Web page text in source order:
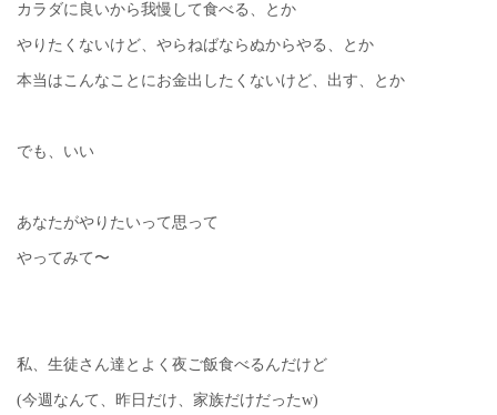
カラダに良いから我慢して食べる、とか
やりたくないけど、やらねばならぬからやる、とか
本当はこんなことにお金出したくないけど、出す、とか
でも、いい
あなたがやりたいって思って
やってみて〜
私、生徒さん達とよく夜ご飯食べるんだけど
(今週なんて、昨日だけ、家族だけだったw)